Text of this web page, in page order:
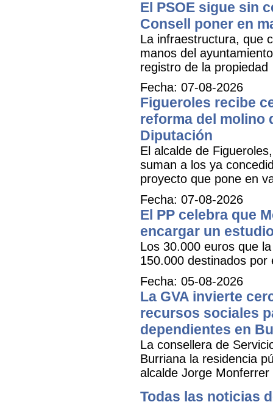
El PSOE sigue sin
Consell poner en
La infraestructura, que
manos del
registro de la propiedad
Fecha: 07-08-2026
Figueroles recibe
reforma del molino
Diputación
El alcalde de
suman a los ya
proyecto que pone en
Fecha: 07-08-2026
El PP celebra que
encargar un
Los 30.000 euros que
150.000 destinados
Fecha: 05-08-2026
La GVA invierte
recursos sociales
dependientes en
La consellera de
Burriana la residencia
alcalde Jorge Monferrer
Todas las noticias